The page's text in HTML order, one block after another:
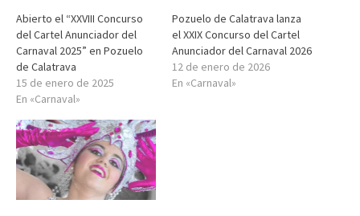
Abierto el “XXVIII Concurso
del Cartel Anunciador del
Carnaval 2025” en Pozuelo
de Calatrava
15 de enero de 2025
En «Carnaval»
Pozuelo de Calatrava lanza
el XXIX Concurso del Cartel
Anunciador del Carnaval 2026
12 de enero de 2026
En «Carnaval»